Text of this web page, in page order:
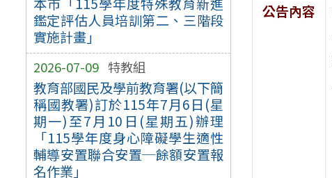
鑑定評估人員培訓第二、三階段
實施計畫」
2026-07-09 特教組
教育部國民及學前教育署(以下簡
稱國教署)訂於115年7月6日(星
期一)至7月10日(星期五)辦理
「115學年度身心障礙學生適性
輔導安置聯合安置─餘額安置報
名作業」
公告內容